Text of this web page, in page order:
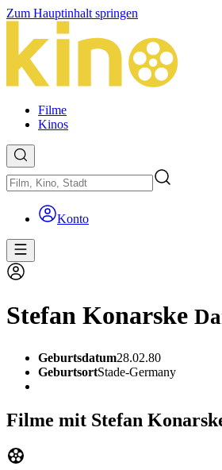
Zum Hauptinhalt springen
Filme
Kinos
Konto
Stefan Konarske
Geburtsdatum28.02.80
GeburtsortStade-Germany
Filme mit Stefan